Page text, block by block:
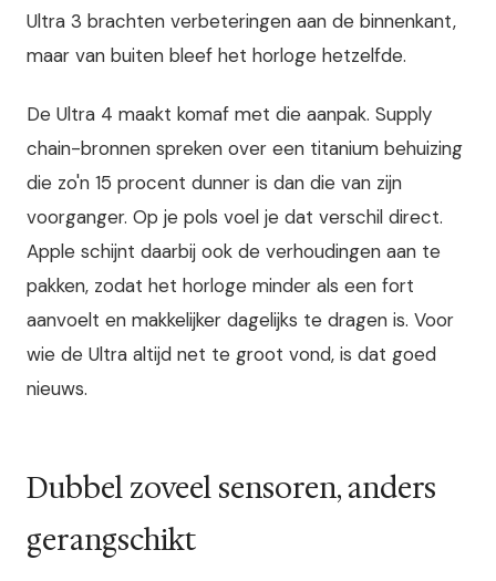
Ultra 3 brachten verbeteringen aan de binnenkant,
maar van buiten bleef het horloge hetzelfde.
De Ultra 4 maakt komaf met die aanpak. Supply
chain-bronnen spreken over een titanium behuizing
die zo'n 15 procent dunner is dan die van zijn
voorganger. Op je pols voel je dat verschil direct.
Apple schijnt daarbij ook de verhoudingen aan te
pakken, zodat het horloge minder als een fort
aanvoelt en makkelijker dagelijks te dragen is. Voor
wie de Ultra altijd net te groot vond, is dat goed
nieuws.
Dubbel zoveel sensoren, anders
gerangschikt